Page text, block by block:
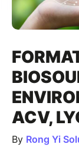
ACV,
By Rong Yi